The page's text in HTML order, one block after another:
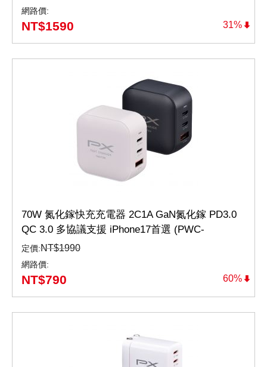
31%
網路價:
NT$1590
60%
70W 氮化鎵快充充電器 2C1A GaN氮化鎵 PD3.0
QC 3.0 多協議支援 iPhone17首選 (PWC-
7012W/B)
定價:NT$1990
網路價:
NT$790